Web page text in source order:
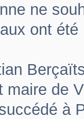
ne
ont
maire de
à